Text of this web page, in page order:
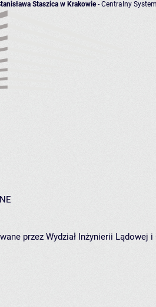
Staszica w Krakowie- Centralny
przez Wydział Inżynierii Lądowej